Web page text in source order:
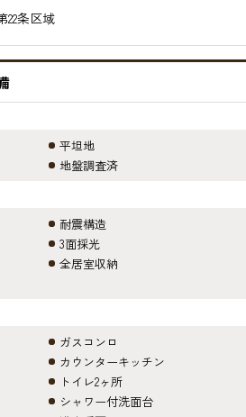
22条区域
平坦地
地盤調査済
耐震構造
3面採光
全居室収納
ガスコンロ
カウンターキッチン
トイレ2ヶ所
シャワー付洗面台